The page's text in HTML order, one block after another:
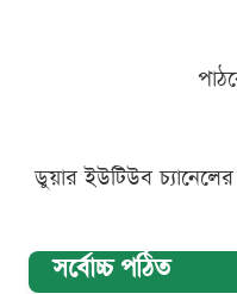
ডুয়ার ইউটিউব
সর্বোচ্চ পঠিত